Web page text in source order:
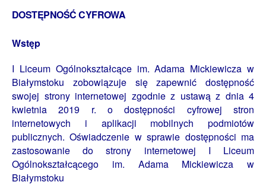
DOSTĘPNOŚĆ CYFROWA
Wstęp
I Liceum Ogólnokształcące im. Adama Mickiewicza w
Białymstoku zobowiązuje się zapewnić dostępność
swojej strony internetowej zgodnie z ustawą z dnia 4
kwietnia 2019 r. o dostępności cyfrowej stron
internetowych i aplikacji mobilnych podmiotów
publicznych. Oświadczenie w sprawie dostępności ma
zastosowanie do strony internetowej I Liceum
Ogólnokształcącego im. Adama Mickiewicza w
Białymstoku